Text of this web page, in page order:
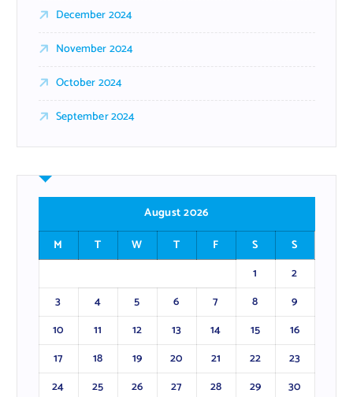
December 2024
November 2024
October 2024
September 2024
August 2026
M
T W T F S
S
1
2
3
4 5 6 7 8
9
10
11 12 13 14 15
16
17
18 19 20 21 22
23
24
25 26 27 28 29
30